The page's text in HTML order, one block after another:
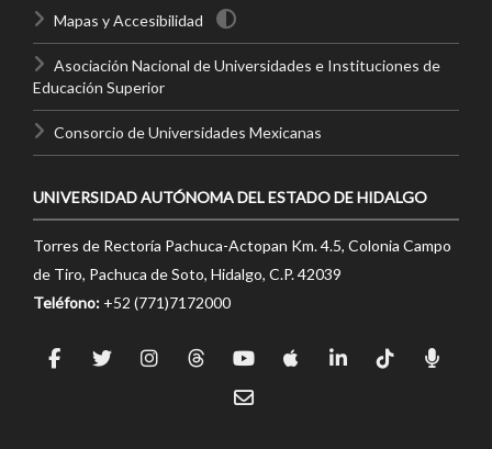
Mapas y Accesibilidad
Asociación Nacional de Universidades e Instituciones de
Educación Superior
Consorcio de Universidades Mexicanas
UNIVERSIDAD AUTÓNOMA DEL ESTADO DE HIDALGO
Torres de Rectoría Pachuca-Actopan Km. 4.5, Colonia Campo
de Tiro, Pachuca de Soto, Hidalgo, C.P. 42039
Teléfono: +52 (771)7172000